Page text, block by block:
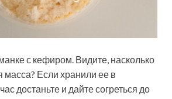
с кефиром. Видите, насколько
масса? Если хранили ее в
достаньте и дайте согреться до